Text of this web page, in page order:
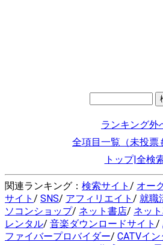
ランキング外
全項目一覧（未投票
トップ|全検
関連ランキング： 検索サイト / オー
サイト / SNS/ アフィリエイト / 就職
ソコンショップ/ ネット書店/ ネッ
レンタル/ 音楽ダウンロードサイト /
ファイバープロバイダー/ CATVイ